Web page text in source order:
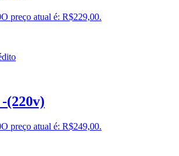
O preço atual é: R$229,00.
(220v)
O preço atual é: R$249,00.